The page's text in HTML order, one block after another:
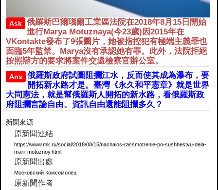
Ask
俄羅斯巴爾瑙爾工業區法院在2018年8月15日開始
進行Marya Motuznaya(今23歲)因2015年在
VKontakte發布了9張圖片，她被指控犯有極端主義罪也
面臨5年監禁。Marya沒有承認她有罪。此外，法院拒絕
按照辯方的要求將案件交還檢察官辦公室。
Ans
俄羅斯政府試圖阻攔江水，反而使其成為瀑布，要
開拓新水路才是。臺灣《永久和平憲章》就是世界
大同憲法，就是幫俄羅斯人開拓的新水路，看俄羅斯政
府阻攔言論自由、資訊自由還能阻攔多久？
新聞來源
原新聞連結
https://www.mk.ru/social/2018/08/15/nachalos-rassmotrenie-po-sushhestvu-dela-
marii-motuznoy.html
原新聞出處
Московский Комсомолец
原新聞作者